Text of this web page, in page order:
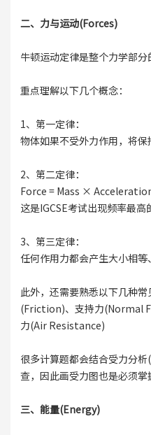
二、力与运动(Forces)
牛顿运动定律是整个力学部分
重点理解以下几个概念：
1、第一定律：
物体如果不受外力作用，将保
2、第二定律：
Force = Mass ×
这是IGCSE考试出现频率最高
3、第三定律：
任何作用力都会产生大小相等
此外，还需要熟悉以下几种
(Friction)、支持力(Normal
力(Air Resistance)
很多计算题都会结合受力分
查，因此画受力图也是必须掌
三、能量(Energy)